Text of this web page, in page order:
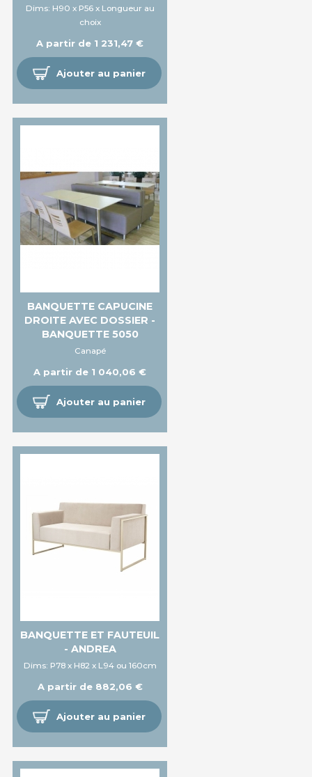
Dims: H90 x P56 x Longueur au
choix
A partir de 1 231,47 €
Ajouter au panier
BANQUETTE CAPUCINE
DROITE AVEC DOSSIER -
BANQUETTE 5050
Canapé
A partir de 1 040,06 €
Ajouter au panier
BANQUETTE ET FAUTEUIL
- ANDREA
Dims: P78 x H82 x L94 ou 160cm
A partir de 882,06 €
Ajouter au panier